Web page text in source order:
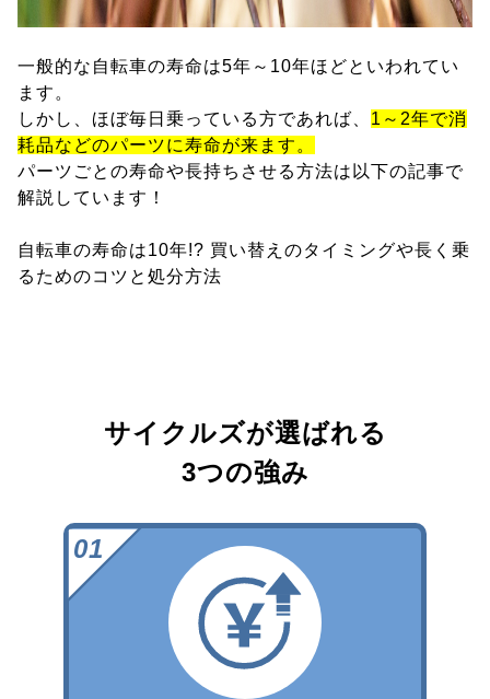
一般的な自転車の寿命は5年～10年ほどといわれてい
ます。
しかし、ほぼ毎日乗っている方であれば、 1～2年で消
耗品などのパーツに寿命が来ます。
パーツごとの寿命や長持ちさせる方法は以下の記事で
解説しています！
自転車の寿命は10年!? 買い替えのタイミングや長く乗
るためのコツと処分方法
サイクルズが選ばれる
3つの強み